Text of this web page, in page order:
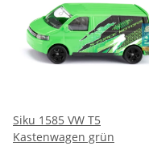
Siku 1585 VW T5
Kastenwagen grün